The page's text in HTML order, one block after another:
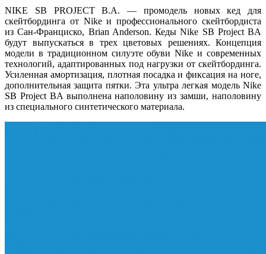
NIKE SB PROJECT B.A. — промодель новых кед для
скейтбординга от Nike ипрофессионального скейтбордиста
изСан-Франциско, Brian Anderson. Кеды Nike SB Project BA
будут выпускаться в трех цветовых решениях. Концепция
модели в традиционном силуэте обуви Nike и современных
технологий, адаптированных под нагрузки от скейтбординга.
Усиленная амортизация, плотная посадка и фиксация на ноге,
дополнительная защита пятки. Эта ультра легкая модель Nike
SB Project BA выполнена наполовину из замши, наполовину
из специального синтетического материала.